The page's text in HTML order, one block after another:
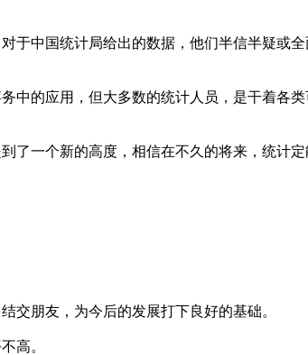
于中国统计局给出的数据，他们半信半疑或全
中的应用，但大多数的统计人员，是干着各类
了一个新的高度，相信在不久的将来，统计定
交朋友，为今后的发展打下良好的基础。
高。